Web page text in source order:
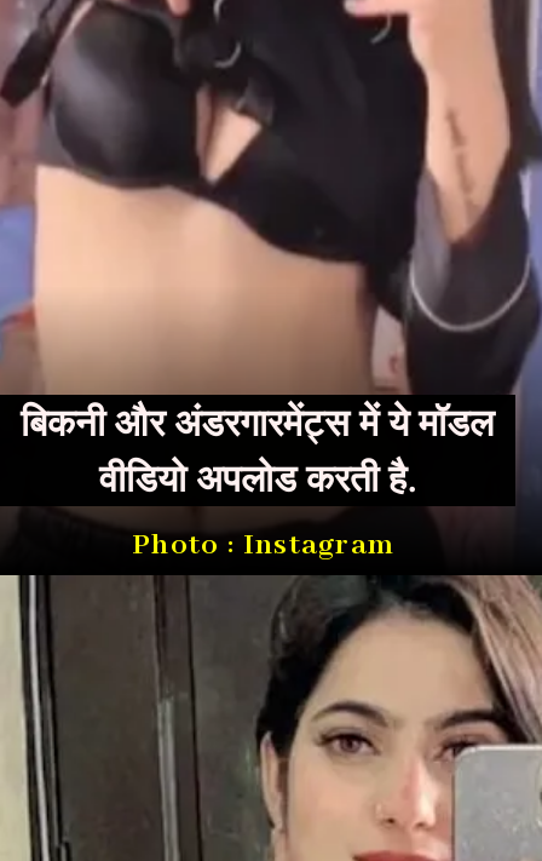
बिकनी और अंडरगारमेंट्स में ये मॉडल
वीडियो अपलोड करती है.
Photo : Instagram